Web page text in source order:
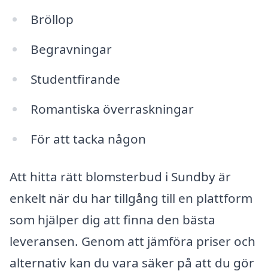
Bröllop
Begravningar
Studentfirande
Romantiska överraskningar
För att tacka någon
Att hitta rätt blomsterbud i Sundby är
enkelt när du har tillgång till en plattform
som hjälper dig att finna den bästa
leveransen. Genom att jämföra priser och
alternativ kan du vara säker på att du gör